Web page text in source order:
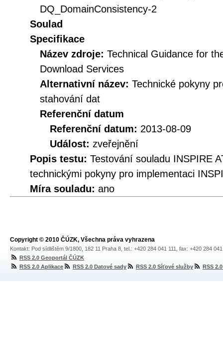
DQ_DomainConsistency-2
Soulad
Specifikace
Název zdroje: Technical Guidance for
Download Services
Alternativní název: Technické pokyny
stahování dat
Referenční datum
Referenční datum: 2013-08-09
Událost: zveřejnění
Popis testu: Testování souladu INSPIRE
technickými pokyny pro implementaci
Míra souladu: ano
Copyright © 2010 ČÚZK, Všechna práva vyhrazena
Kontakt: Pod sídlištěm 9/1800, 182 11 Praha 8, tel.: +420 284 041 111, fax: +420 284
RSS 2.0 Geoportál ČÚZK
RSS 2.0 Aplikace
RSS 2.0 Datové sady RSS 2.0 Síťové služby RSS